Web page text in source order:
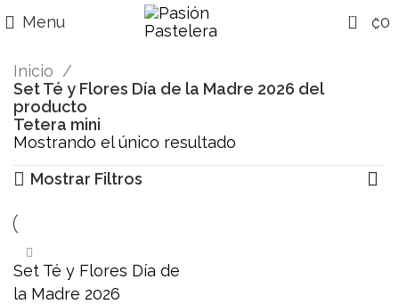
Menu 0 ₡0
Inicio
Set Té y Flores Día de la Madre 2026 del
producto
Tetera mini
Mostrando el único resultado
Mostrar Filtros
Set Té y Flores Día de
la Madre 2026